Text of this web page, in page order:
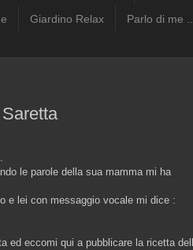
Giardino Relax Parlo di me
le parole della sua mamma mi ha
e lei con messaggio vocale mi dice :
ed eccomi qui a pubblicare la ricetta